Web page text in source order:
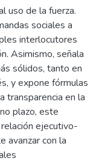
uso de la fuerza.
sociales a
interlocutores
Asimismo, señala
sólidos, tanto en
y expone fórmulas
transparencia en la
plazo, este
ejecutivo-
avanzar con la